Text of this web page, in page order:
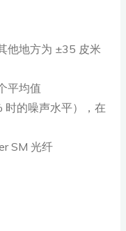
他地方为 ±35 皮米
平均值
的噪声水平），在
SM 光纤